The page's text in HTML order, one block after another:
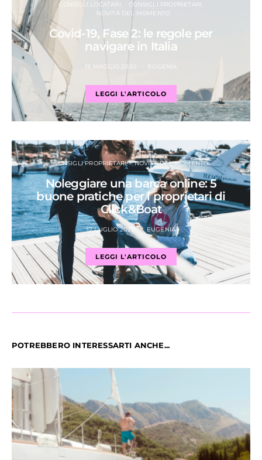
CONSIGLI LOCATARI
CONSIGLI PROPRIETARI
NOVITÀ DEL MOMENTO
Covid-19, Fase 2: le regole per
navigare in Italia
15 MAGGIO 2020 EUGENIA
LEGGI L'ARTICOLO
CONSIGLI PROPRIETARI NOVITÀ DEL MOMENTO
Noleggiare una barca online: 5
buone pratiche per i proprietari di
Click&Boat
17 LUGLIO 2020 EUGENIA
LEGGI L'ARTICOLO
POTREBBERO INTERESSARTI ANCHE...